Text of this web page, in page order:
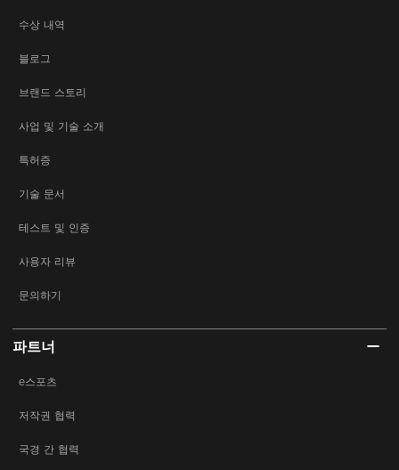
수상 내역
블로그
브랜드 스토리
사업 및 기술 소개
특허증
기술 문서
테스트 및 인증
사용자 리뷰
문의하기
파트너
e스포츠
저작권 협력
국경 간 협력